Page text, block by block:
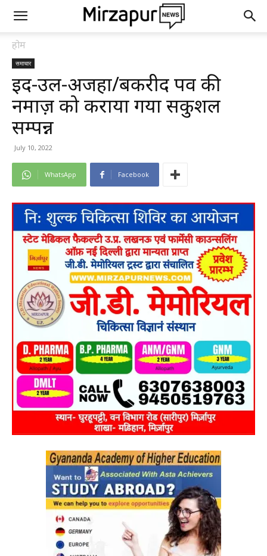
होम
समाचार
ईद-उल-अजहा/बकरीद पर्व की
नमाज़ को कराया गया सकुशल
सम्पन्न
July 10, 2022
WhatsApp Facebook